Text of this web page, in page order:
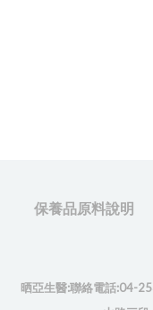
保養品原料說明
晒亞生醫:聯絡電話:04-